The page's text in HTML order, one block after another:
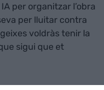
per organitzar l’obra
per lluitar contra
voldràs tenir la
sigui que et